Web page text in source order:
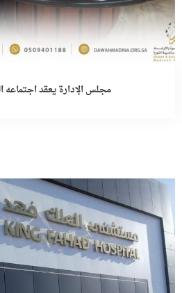
مجلس الإدارة يعقد اجتماعه